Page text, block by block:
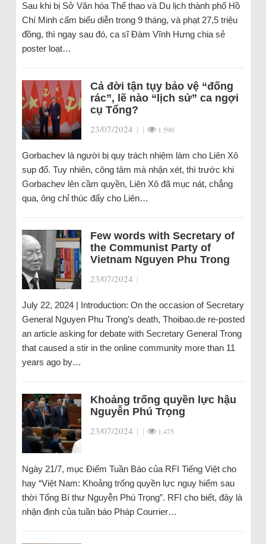
Sau khi bị Sở Văn hóa Thể thao và Du lịch thành phố Hồ
Chí Minh cấm biểu diễn trong 9 tháng, và phạt 27,5 triệu
đồng, thì ngay sau đó, ca sĩ Đàm Vĩnh Hưng chia sẻ
poster loạt…
Cả đời tận tụy bảo vệ “đống
rác”, lẽ nào “lịch sử” ca ngợi
cụ Tổng?
23/07/2024 | | 1.590
Gorbachev là người bị quy trách nhiệm làm cho Liên Xô
sụp đổ. Tuy nhiên, công tâm mà nhận xét, thì trước khi
Gorbachev lên cầm quyền, Liên Xô đã mục nát, chẳng
qua, ông chỉ thúc đẩy cho Liên…
Few words with Secretary of
the Communist Party of
Vietnam Nguyen Phu Trong
23/07/2024 |
July 22, 2024 | Introduction: On the occasion of Secretary
General Nguyen Phu Trong’s death, Thoibao.de re-posted
an article asking for debate with Secretary General Trong
that caused a stir in the online community more than 11
years ago by…
Khoảng trống quyền lực hậu
Nguyễn Phú Trọng
23/07/2024 | | 1.475
Ngày 21/7, mục Điểm Tuần Báo của RFI Tiếng Việt cho
hay “Việt Nam: Khoảng trống quyền lực nguy hiểm sau
thời Tổng Bí thư Nguyễn Phú Trọng”. RFI cho biết, đây là
nhận định của tuần báo Pháp Courrier…